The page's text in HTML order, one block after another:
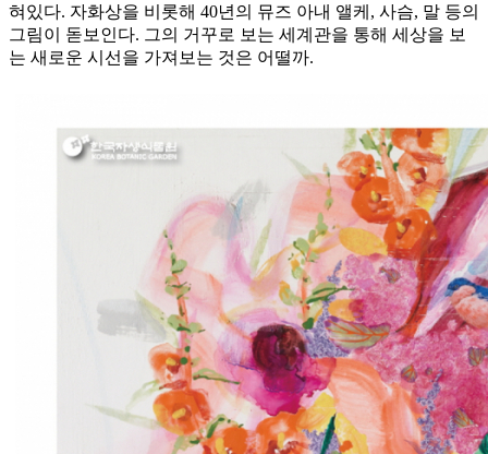
혀있다. 자화상을 비롯해 40년의 뮤즈 아내 앨케, 사슴, 말 등의
그림이 돋보인다. 그의 거꾸로 보는 세계관을 통해 세상을 보
는 새로운 시선을 가져보는 것은 어떨까.